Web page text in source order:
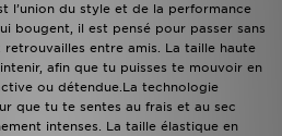
l’union du style et de la performance
bougent, il est pensé pour passer sans
entre amis. La taille haute
afin que tu puisses te mouvoir en
ou détendue.La technologie
que tu te sentes au frais et au sec
intenses. La taille élastique en